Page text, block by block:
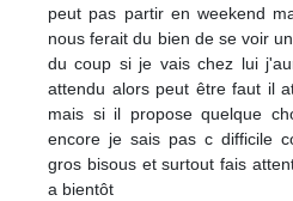
peut pas partir en weekend
nous ferait du bien de se voir
du coup si je vais chez lui
attendu alors peut être faut il
mais si il propose quelque
encore je sais pas c difficile
gros bisous et surtout fais
a bientôt